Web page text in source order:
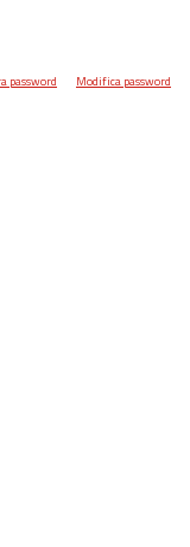
password Modifica password